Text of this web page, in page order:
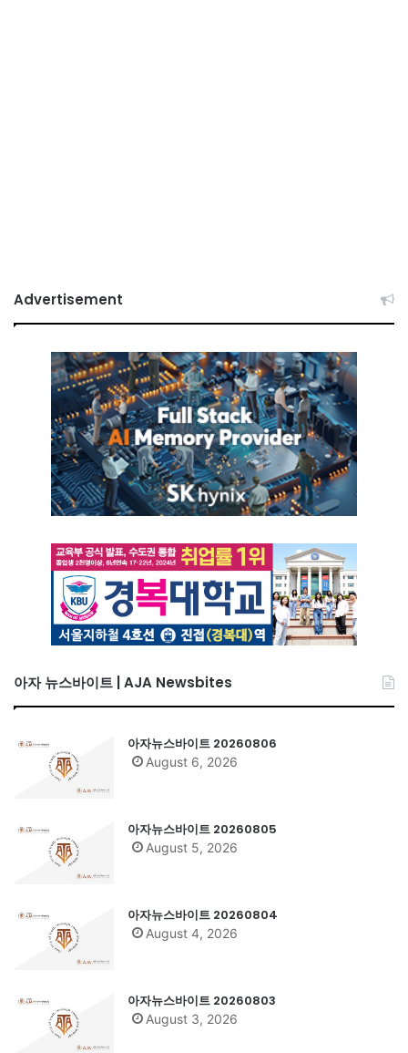
Advertisement
아자 뉴스바이트 | AJA Newsbites
아자뉴스바이트 20260806
August 6, 2026
아자뉴스바이트 20260805
August 5, 2026
아자뉴스바이트 20260804
August 4, 2026
아자뉴스바이트 20260803
August 3, 2026